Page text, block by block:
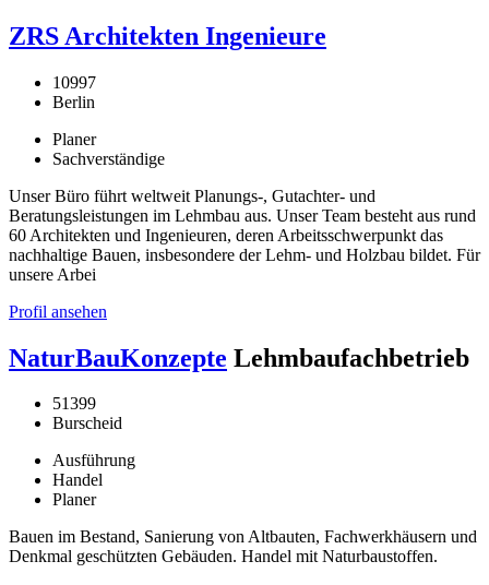
ZRS Architekten Ingenieure
10997
Berlin
Planer
Sachverständige
Unser Büro führt weltweit Planungs-, Gutachter- und
Beratungsleistungen im Lehmbau aus. Unser Team besteht aus rund
60 Architekten und Ingenieuren, deren Arbeitsschwerpunkt das
nachhaltige Bauen, insbesondere der Lehm- und Holzbau bildet. Für
unsere Arbei
Profil ansehen
NaturBauKonzepte Lehmbaufachbetrieb
51399
Burscheid
Ausführung
Handel
Planer
Bauen im Bestand, Sanierung von Altbauten, Fachwerkhäusern und
Denkmal geschützten Gebäuden. Handel mit Naturbaustoffen.